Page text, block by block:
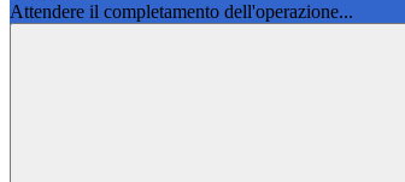
Attendere il completamento dell'operazione...